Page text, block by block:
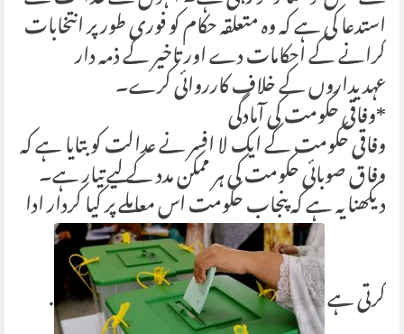
استدعا کی ہے کہ وہ متعلقہ حکام کو فوری طور پر انتخابات
کرانے کے احکامات دے اور تاخیر کے ذمہ دار
عہدیداروں کے خلاف کارروائی کرے۔
*وفاقی حکومت کی آمادگی
وفاقی حکومت کے ایک لا افسر نے عدالت کو بتایا ہے کہ
وفاق صوبائی حکومت کی ہر ممکن مدد کے لیے تیار ہے۔
دیکھنا یہ ہے کہ پنجاب حکومت اس معاملے پر کیا کردار ادا
کرتی ہے
.